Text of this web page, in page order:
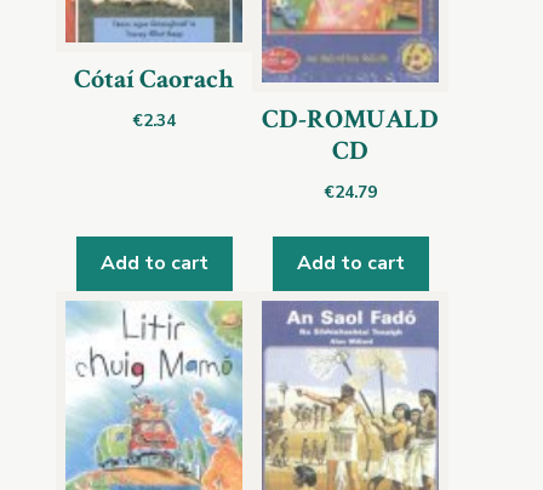
Cótaí Caorach
€2.34
Add to cart
CD-ROMUALD
CD
€24.79
Add to cart